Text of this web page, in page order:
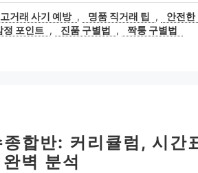
거래 사기 예방 , 명품 직거래 팁 , 안전한
정 포인트 , 진품 구별법 , 짝퉁 구별법
합반: 커리큘럼, 시간
완벽 분석